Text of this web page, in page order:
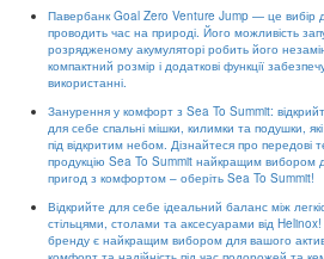
Павербанк Goal Zero Venture Jump — це вибір
проводить час на природі. Його можливість
розрядженому акумуляторі робить його
компактний розмір і додаткові функції
використанні.
Занурення у комфорт з Sea To Summit:
для себе спальні мішки, килимки та подушки,
під відкритим небом. Дізнайтеся про передові
продукцію Sea To Summit найкращим вибором
пригод з комфортом – оберіть Sea To Summit!
Відкрийте для себе ідеальний баланс між
стільцями, столами та аксесуарами від
бренду є найкращим вибором для вашого